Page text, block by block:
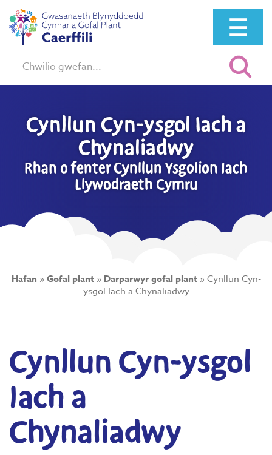
☰
Chwilio:
Cynllun Cyn-ysgol Iach a
Chynaliadwy
Rhan o fenter Cynllun Ysgolion Iach
Llywodraeth Cymru
Hafan »Gofal plant» Darparwyr gofal plant»Cynllun Cyn-
ysgol Iach a Chynaliadwy
Cynllun Cyn-ysgol
Iach a
Chynaliadwy